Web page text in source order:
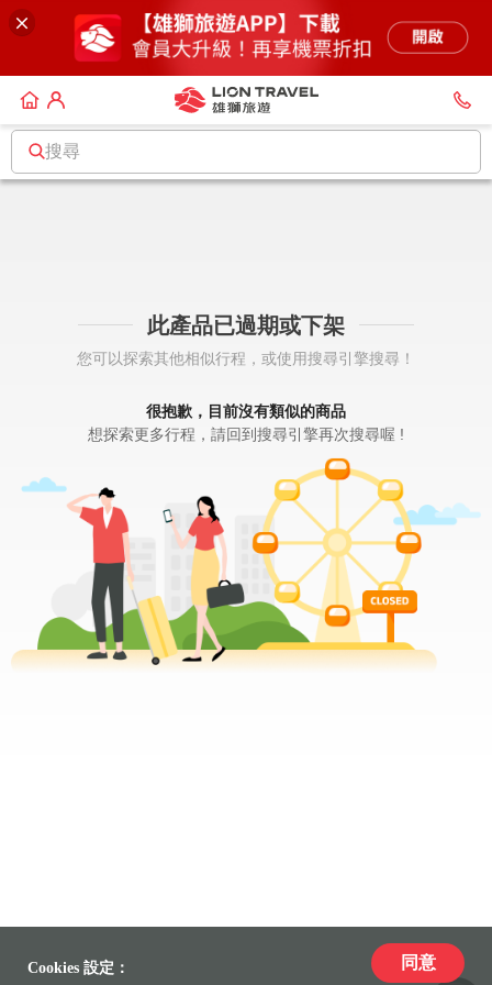
搜尋
此產品已過期或下架
您可以探索其他相似行程，或使用搜尋引擎搜尋！
很抱歉，目前沒有類似的商品
想探索更多行程，請回到搜尋引擎再次搜尋喔 !
Cookies 設定： 同意